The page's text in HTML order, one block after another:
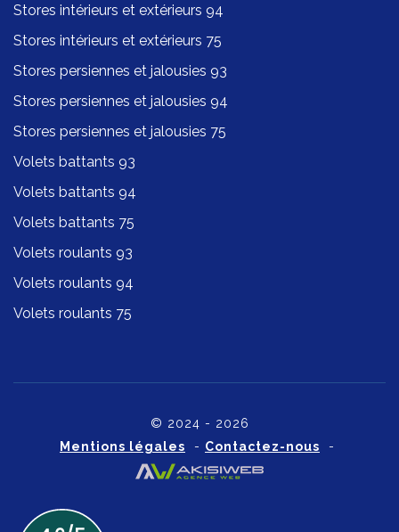
Stores intérieurs et extérieurs 94
Stores intérieurs et extérieurs 75
Stores persiennes et jalousies 93
Stores persiennes et jalousies 94
Stores persiennes et jalousies 75
Volets battants 93
Volets battants 94
Volets battants 75
Volets roulants 93
Volets roulants 94
Volets roulants 75
© 2024 - 2026
Mentions légales - Contactez-nous -